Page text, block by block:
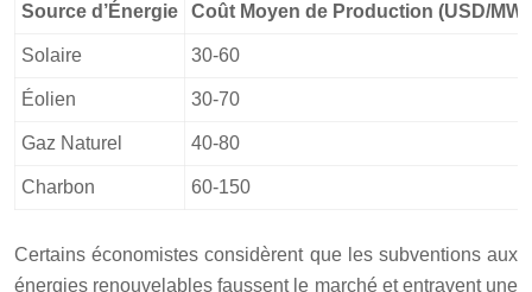
Source d’Énergie Coût Moyen de Production (USD/
Solaire 30-60
Éolien 30-70
Gaz Naturel 40-80
Charbon 60-150
Certains économistes considèrent que les subventions aux
énergies renouvelables faussent le marché et entravent une